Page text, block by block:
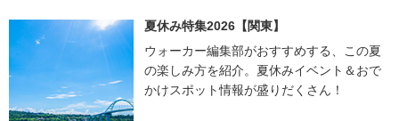
夏休み特集2026【関東】
ウォーカー編集部がおすすめする、この夏
の楽しみ方を紹介。夏休みイベント＆おで
かけスポット情報が盛りだくさん！